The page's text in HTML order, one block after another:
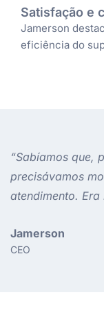
Satisfação e
Jamerson
eficiência do
Jamerson
CEO
“Sabíamos que,
precisávamos
atendimento.